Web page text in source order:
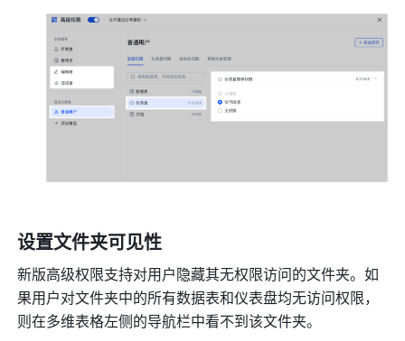
设置文件夹可见性
新版高级权限支持对用户隐藏其无权限访问的文件夹。如
果用户对文件夹中的所有数据表和仪表盘均无访问权限，
则在多维表格左侧的导航栏中看不到该文件夹。